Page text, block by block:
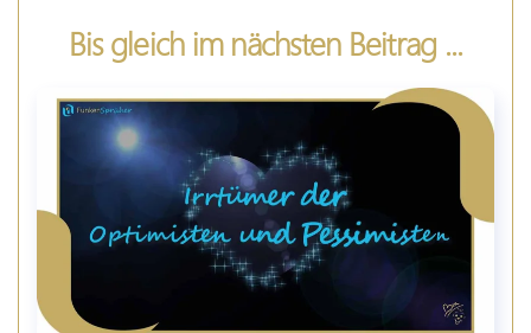
Bis gleich im nächsten Beitrag ...